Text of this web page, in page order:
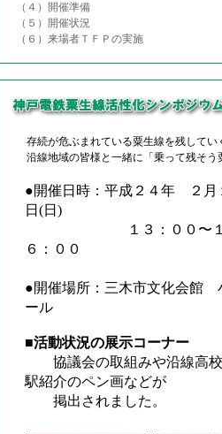
（４）開催準備
（５）開催状況
（６）来場者ＴＦＰの実施
存続が危ぶまれている粟生線を残していく
沿線地域の皆様と一緒に「乗って残そう粟
●開催日時：平成２４年 ２月
日(日)
１３：００〜
６：００
●開催場所：三木市文化会館
ール
■活動状況の展示コーナー
協議会の取組みや沿線高校
駅紹介のペン画などが
掲出されました。